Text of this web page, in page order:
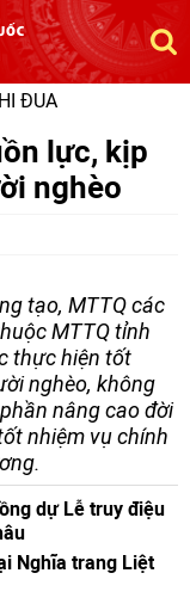
ĐUA
lực, kịp
nghèo
tạo, MTTQ các
MTTQ tỉnh
thực hiện tốt
nghèo, không
nâng cao đời
nhiệm vụ chính
dự Lễ truy điệu
Nghĩa trang Liệt